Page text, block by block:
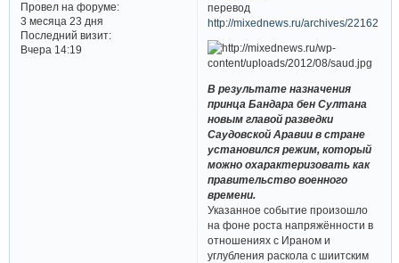
Провел на форуме:
3 месяца 23 дня
Последний визит:
Вчера 14:19
перевод
http://mixednews.ru/archives/22162
В результате назначения
принца Бандара бен Султана
новым главой разведки
Саудовской Аравии в стране
установился режим, который
можно охарактеризовать как
правительство военного
времени.
Указанное событие произошло
на фоне роста напряжённости в
отношениях с Ираном и
углубления раскола с шиитским